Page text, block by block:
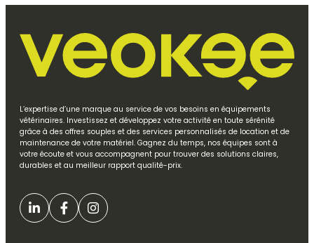
L’expertise d’une marque au service de vos besoins en équipements
vétérinaires. Investissez et développez votre activité en toute sérénité
grâce à des offres souples et des services personnalisés de location et de
maintenance de votre matériel. Gagnez du temps, nos équipes sont à
votre écoute et vous accompagnent pour trouver des solutions claires,
durables et au meilleur rapport qualité-prix.